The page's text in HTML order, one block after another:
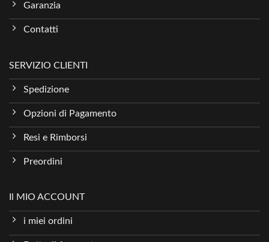
Garanzia
Contatti
SERVIZIO CLIENTI
Spedizione
Opzioni di Pagamento
Resi e Rimborsi
Preordini
Il MIO ACCOUNT
i miei ordini